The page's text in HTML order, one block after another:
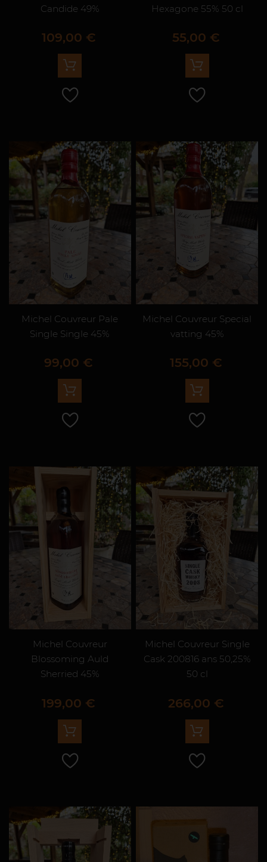
Candide 49%
Prix
109,00 €
Hexagone 55% 50 cl
Prix
55,00 €
Michel Couvreur Pale
Single Single 45%
Prix
99,00 €
Michel Couvreur Special
vatting 45%
Prix
155,00 €
Michel Couvreur
Blossoming Auld
Sherried 45%
Prix
199,00 €
Michel Couvreur Single
Cask 200816 ans 50,25%
50 cl
Prix
266,00 €